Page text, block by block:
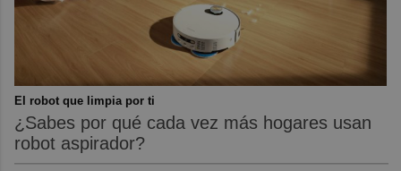
El robot que limpia por ti
¿Sabes por qué cada vez más hogares usan
robot aspirador?